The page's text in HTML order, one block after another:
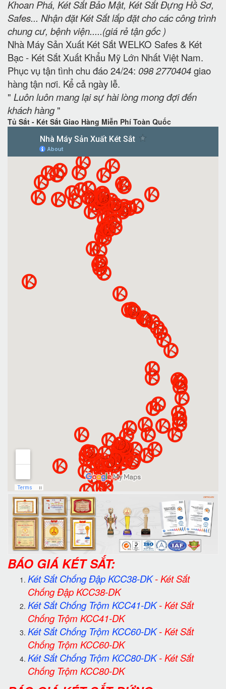
Khoan Phá, Két Sắt Bảo Mật, Két Sắt Đựng Hồ Sơ,
Safes... Nhận đặt Két Sắt lắp đặt cho các công trình
chung cư, bệnh viện.....(giá rẻ tận gốc )
Nhà Máy Sản Xuất Két Sắt WELKO Safes & Két
Bạc - Két Sắt Xuất Khẩu Mỹ Lớn Nhất Việt Nam.
Phục vụ tận tình chu đáo 24/24: 098 2770404giao
hàng tận nơi. Kể cả ngày lễ.
" Luôn luôn mang lại sự hài lòng mong đợi đến
khách hàng"
Tủ Sắt - Két Sắt Giao Hàng Miễn Phí Toàn Quốc
BÁO GIÁ KÉT SẮT:
Két Sắt Chống Đập KCC38-DK-Két Sắt
Chống Đập KCC38-DK
Két Sắt Chống Trộm KCC41-DK-Két Sắt
Chống Trộm KCC41-DK
Két Sắt Chống Trộm KCC60-DK-Két Sắt
Chống Trộm KCC60-DK
Két Sắt Chống Trộm KCC80-DK-Két Sắt
Chống Trộm KCC80-DK